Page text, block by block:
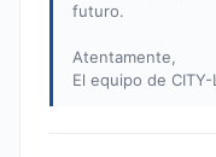
futuro.
Atentamente,
El equipo de CITY-